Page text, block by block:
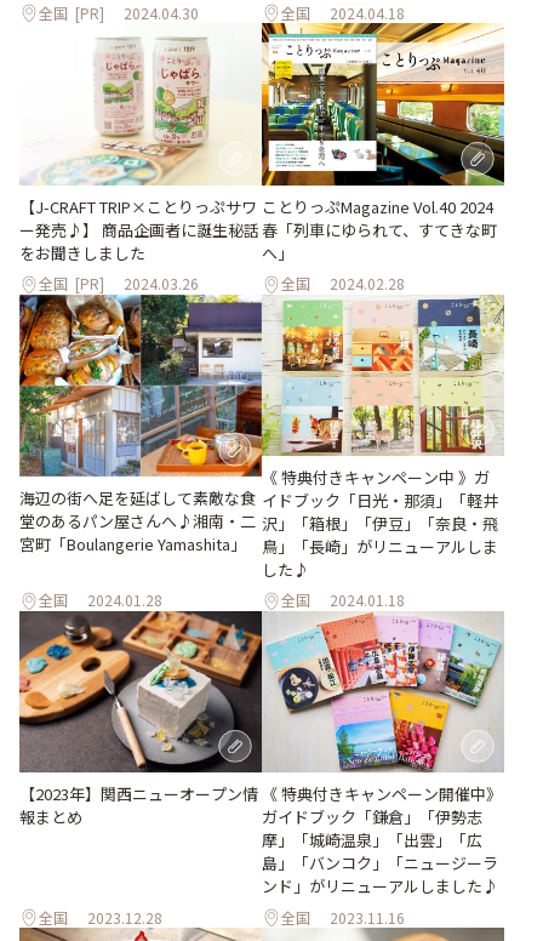
全国 [PR] 2024.04.30 全国 2024.04.18
【J-CRAFT TRIP×ことりっぷサワ
ー発売♪】 商品企画者に誕生秘話
をお聞きしました
全国 [PR] 2024.03.26
ことりっぷMagazine Vol.40 2024
春「列車にゆられて、すてきな町
へ」
全国 2024.02.28
海辺の街へ足を延ばして素敵な食
堂のあるパン屋さんへ♪湘南・二
宮町「Boulangerie Yamashita」
全国 2024.01.28
《 特典付きキャンペーン中 》ガ
イドブック「日光・那須」「軽井
沢」「箱根」「伊豆」「奈良・飛
鳥」「長崎」がリニューアルしま
した♪
全国 2024.01.18
【2023年】関西ニューオープン情
報まとめ
全国 2023.12.28
《 特典付きキャンペーン開催中》
ガイドブック「鎌倉」「伊勢志
摩」「城崎温泉」「出雲」「広
島」「バンコク」「ニュージーラ
ンド」がリニューアルしました♪
全国 2023.11.16